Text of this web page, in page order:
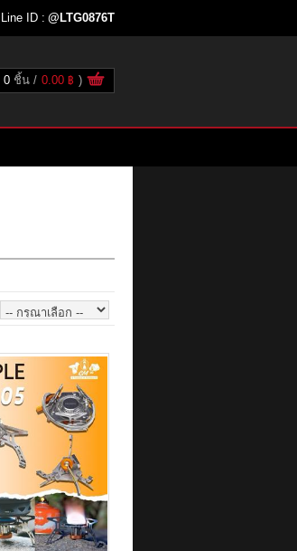
Line ID : @LTG0876T
0 ชิ้น 0.00 ฿ )